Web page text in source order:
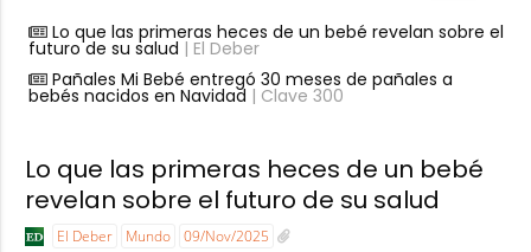
Lo que las primeras heces de un bebé revelan sobre el
futuro de su salud | El Deber
Pañales Mi Bebé entregó 30 meses de pañales a
bebés nacidos en Navidad | Clave 300
Lo que las primeras heces de un bebé
revelan sobre el futuro de su salud
El Deber Mundo 09/Nov/2025